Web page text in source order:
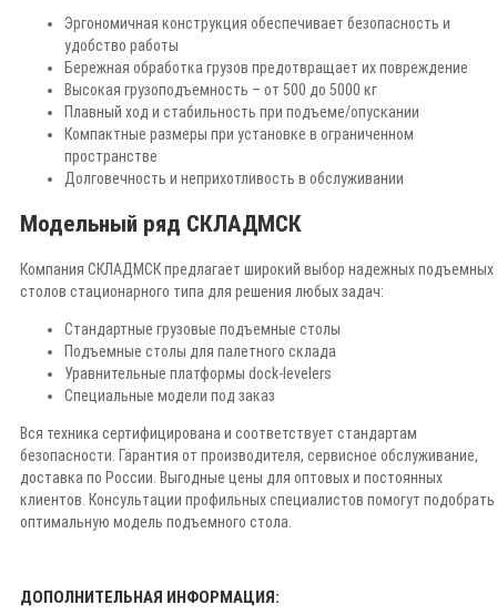
Эргономичная конструкция обеспечивает безопасность и
удобство работы
Бережная обработка грузов предотвращает их повреждение
Высокая грузоподъемность – от 500 до 5000 кг
Плавный ход и стабильность при подъеме/опускании
Компактные размеры при установке в ограниченном
пространстве
Долговечность и неприхотливость в обслуживании
Модельный ряд СКЛАДМСК
Компания СКЛАДМСК предлагает широкий выбор надежных подъемных
столов стационарного типа для решения любых задач:
Стандартные грузовые подъемные столы
Подъемные столы для палетного склада
Уравнительные платформы dock-levelers
Специальные модели под заказ
Вся техника сертифицирована и соответствует стандартам
безопасности. Гарантия от производителя, сервисное обслуживание,
доставка по России. Выгодные цены для оптовых и постоянных
клиентов. Консультации профильных специалистов помогут подобрать
оптимальную модель подъемного стола.
ДОПОЛНИТЕЛЬНАЯ ИНФОРМАЦИЯ: